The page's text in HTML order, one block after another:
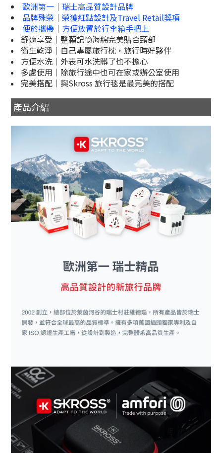
歐洲第一｜瑞士高品質設計品牌
品牌殊榮｜榮獲紅點設計及Travel Retail獎項
便於攜帶｜方便放置於行李箱手把上
舒適享受｜整顆記憶海綿完美貼合頸部
衛生乾淨｜自己專屬旅行枕，旅行時好夥伴
方便水洗｜外表可水洗髒了也不擔心
多處使用｜除旅行途中也可在家或辦公室使用
完美搭配｜與Skross 旅行毯是最完美的搭配
產品介紹